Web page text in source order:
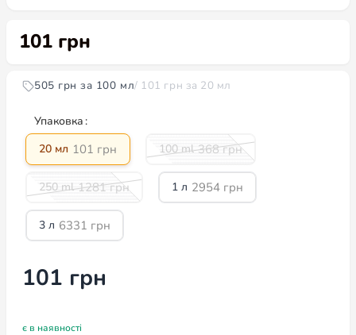
101 грн
505 грн за 100 мл/ 101 грн за 20 мл
Упаковка
20 мл 101 грн 100 ml 368грн
250 ml 1281грн 1 л 2954 грн
3 л 6331 грн
101 грн
є в наявності